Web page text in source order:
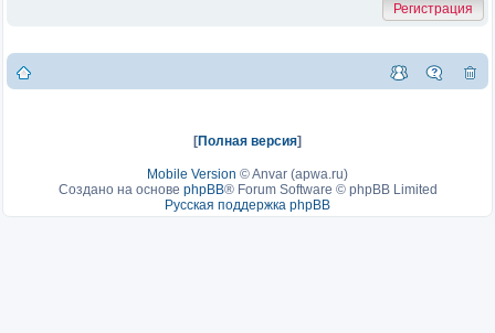
Регистрация
[Полная версия]
Mobile Version ©Anvar (apwa.ru)
Создано на основе phpBB® Forum Software © phpBB Limited
Русская поддержка phpBB